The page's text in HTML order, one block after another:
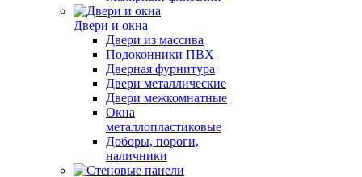
Двери и окна
Двери из массива
Подоконники ПВХ
Дверная фурнитура
Двери металлические
Двери межкомнатные
Окна
металлопластиковые
Доборы, пороги,
наличники